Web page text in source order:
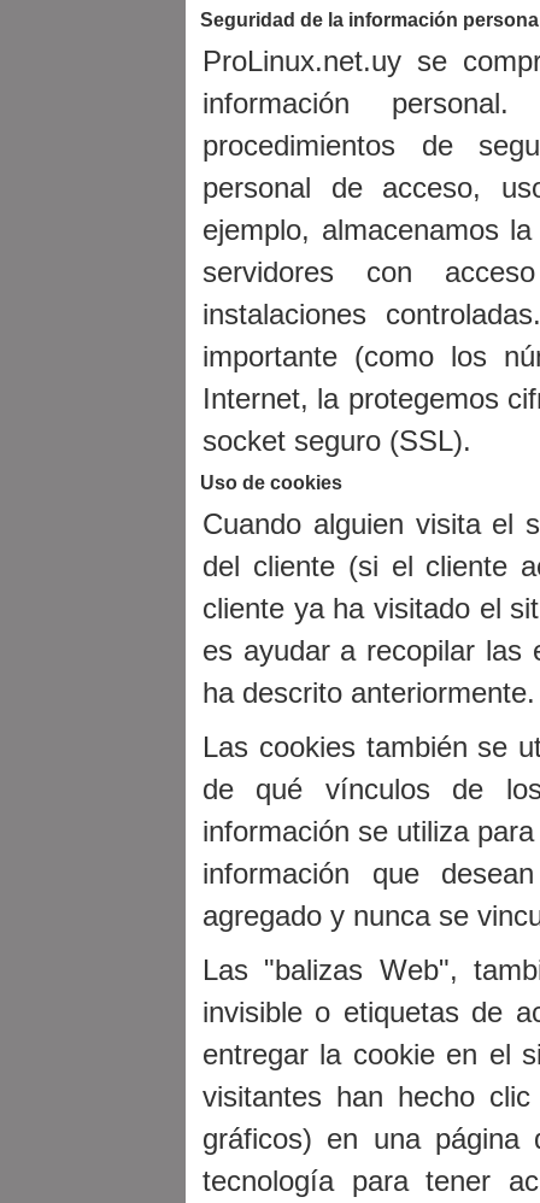
Seguridad de la información
ProLinux.net.uy se
información
procedimientos de
personal de acceso,
ejemplo, almacenamos
servidores con
instalaciones
importante (como los
Internet, la protegemos
socket seguro (SSL).
Uso de cookies
Cuando alguien visita el
del cliente (si el cliente
cliente ya ha visitado el
es ayudar a recopilar las
ha descrito anteriormente.
Las cookies también se
de qué vínculos de
información se utiliza
información que
agregado y nunca se
Las "balizas Web",
invisible o etiquetas de
entregar la cookie en el
visitantes han hecho
gráficos) en una página
tecnología para tener